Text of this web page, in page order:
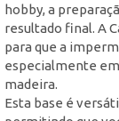
hobby, a
resultado final. A
para que a
especialmente
madeira.
Esta base é